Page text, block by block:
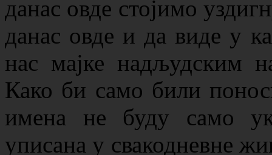
данас овде стојимо
данас овде и да виде у
нас мајке надљудским
Како би само били
имена не буду само
уписана у свакодневне